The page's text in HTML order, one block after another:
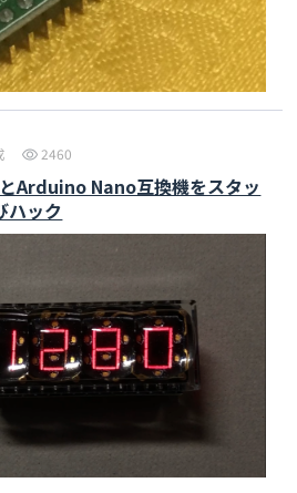
2460
Arduino Nano互換機をスタッ
ハック